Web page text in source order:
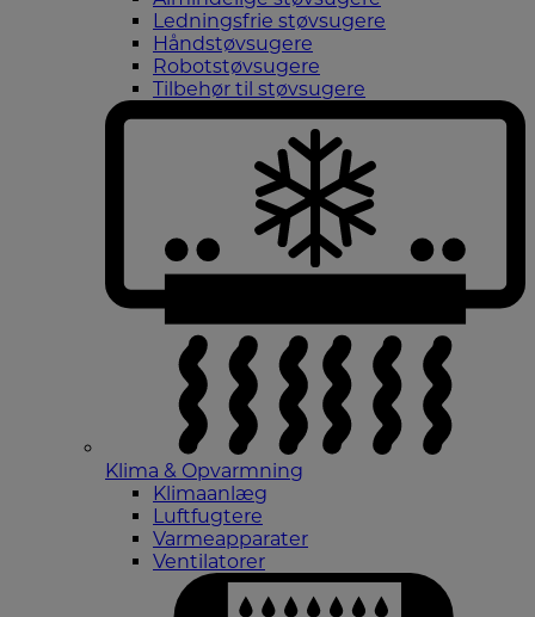
Ledningsfrie støvsugere
Håndstøvsugere
Robotstøvsugere
Tilbehør til støvsugere
Klima & Opvarmning
Klimaanlæg
Luftfugtere
Varmeapparater
Ventilatorer